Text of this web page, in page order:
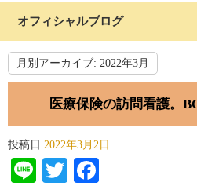
オフィシャルブログ
月別アーカイブ: 2022年3月
医療保険の訪問看護。
投稿日 2022年3月2日
LineTwitter